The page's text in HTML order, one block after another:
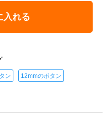
入れる
ン 12mmのボタン